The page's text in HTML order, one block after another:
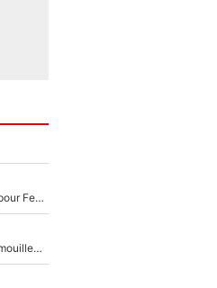
Mercato - Analyse : Pourquoi le PSG a un boulevard pour Ferran Torres
PSG : Transfert de Bradley Barcola, un journaliste se mouille et annonce déjà la fin du feuilleton !